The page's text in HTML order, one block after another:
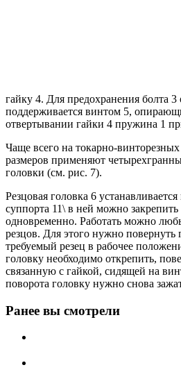
гайку 4. Для предохранения болта 3
поддерживается винтом 5,
отвертывании гайки 4 пружина 1
Чаще всего на токарно-
размеров применяют
головки (см. рис. 7).
Резцовая головка 6
суппорта 11\ в ней можно
одновременно. Работать можно
резцов. Для этого нужно повернуть
требуемый резец в рабочее
головку необходимо открепить,
связанную с гайкой, сидящей на
поворота головку нужно снова
Ранее вы смотрели